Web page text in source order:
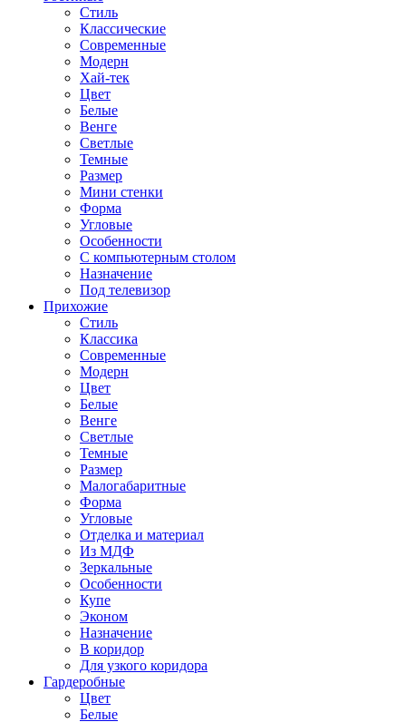
Стиль
Классические
Современные
Модерн
Хай-тек
Цвет
Белые
Венге
Светлые
Темные
Размер
Мини стенки
Форма
Угловые
Особенности
С компьютерным столом
Назначение
Под телевизор
Прихожие
Стиль
Классика
Современные
Модерн
Цвет
Белые
Венге
Светлые
Темные
Размер
Малогабаритные
Форма
Угловые
Отделка и материал
Из МДФ
Зеркальные
Особенности
Купе
Эконом
Назначение
В коридор
Для узкого коридора
Гардеробные
Цвет
Белые